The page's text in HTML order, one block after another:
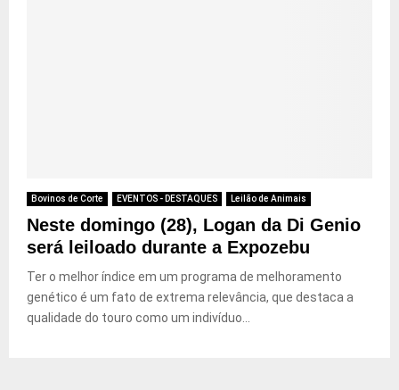
Bovinos de Corte EVENTOS - DESTAQUES Leilão de Animais
Neste domingo (28), Logan da Di Genio
será leiloado durante a Expozebu
Ter o melhor índice em um programa de melhoramento
genético é um fato de extrema relevância, que destaca a
qualidade do touro como um indivíduo...